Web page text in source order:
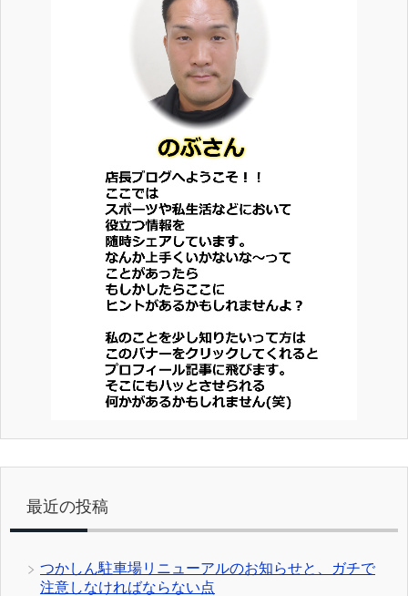
最近の投稿
つかしん駐車場リニューアルのお知らせと、ガチで
注意しなければならない点